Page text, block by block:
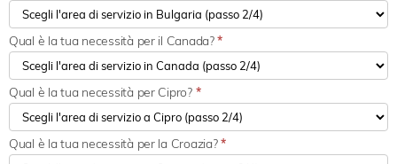
Qual è la tua necessità per il Canada?*
Qual è la tua necessità per Cipro? *
Qual è la tua necessità per la Croazia?*